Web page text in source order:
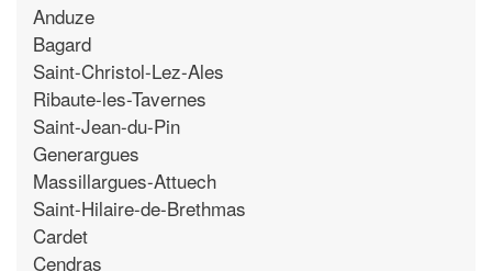
Anduze
Bagard
Saint-Christol-Lez-Ales
Ribaute-les-Tavernes
Saint-Jean-du-Pin
Generargues
Massillargues-Attuech
Saint-Hilaire-de-Brethmas
Cardet
Cendras